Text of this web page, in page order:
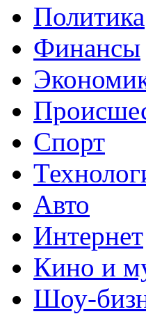
Политика
Финансы
Спорт
Авто
Интернет
Кино и
Шоу-